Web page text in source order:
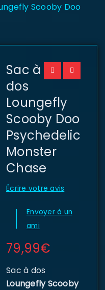
Scooby Doo
Sac à
dos
Loungefly
Scooby Doo
Psychedelic
Monster
Chase
Écrire votre avis
Envoyer à un
ami
79,99€
Sac à dos
Loungefly Scooby